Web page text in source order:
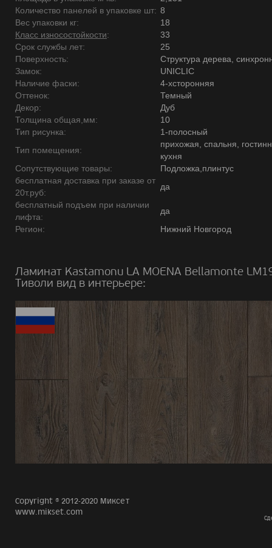
Количество панелей в упаковке шт: 8
Вес упаковки кг:
18
Класс износостойкости:
33
Срок службы лет:
25
Поверхность:
Структура дерева,
Замок:
UNICLIC
Наличие фаски:
4-хсторонняя
Оттенок:
Темный
Декор:
Дуб
Толщина общая,мм:
10
Тип рисунка:
1-полосный
Тип помещения:
прихожая, спальня,
кухня
Сопутствующие товары:
Подложка,плинтус
бесплатная доставка при заказе от
20т.руб:
да
бесплатный подъем при наличии
лифта:
да
Регион:
Нижний Новгород
Ламинат Kastamonu LA MOENA Bellamonte
Тиволи вид в интерьере:
Copyright © 2012-2020 Миксет
www.mikset.com